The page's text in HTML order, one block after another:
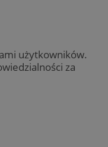
użytkowników.
za